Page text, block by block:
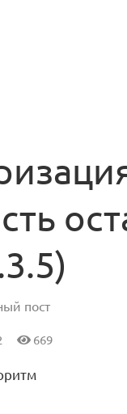
пост
669